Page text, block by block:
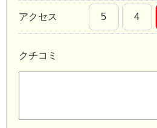
アクセス 5 4
クチコミ